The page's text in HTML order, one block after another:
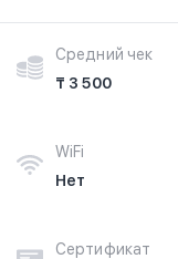
Средний чек
₸ 3 500
WiFi
Нет
Сертификат